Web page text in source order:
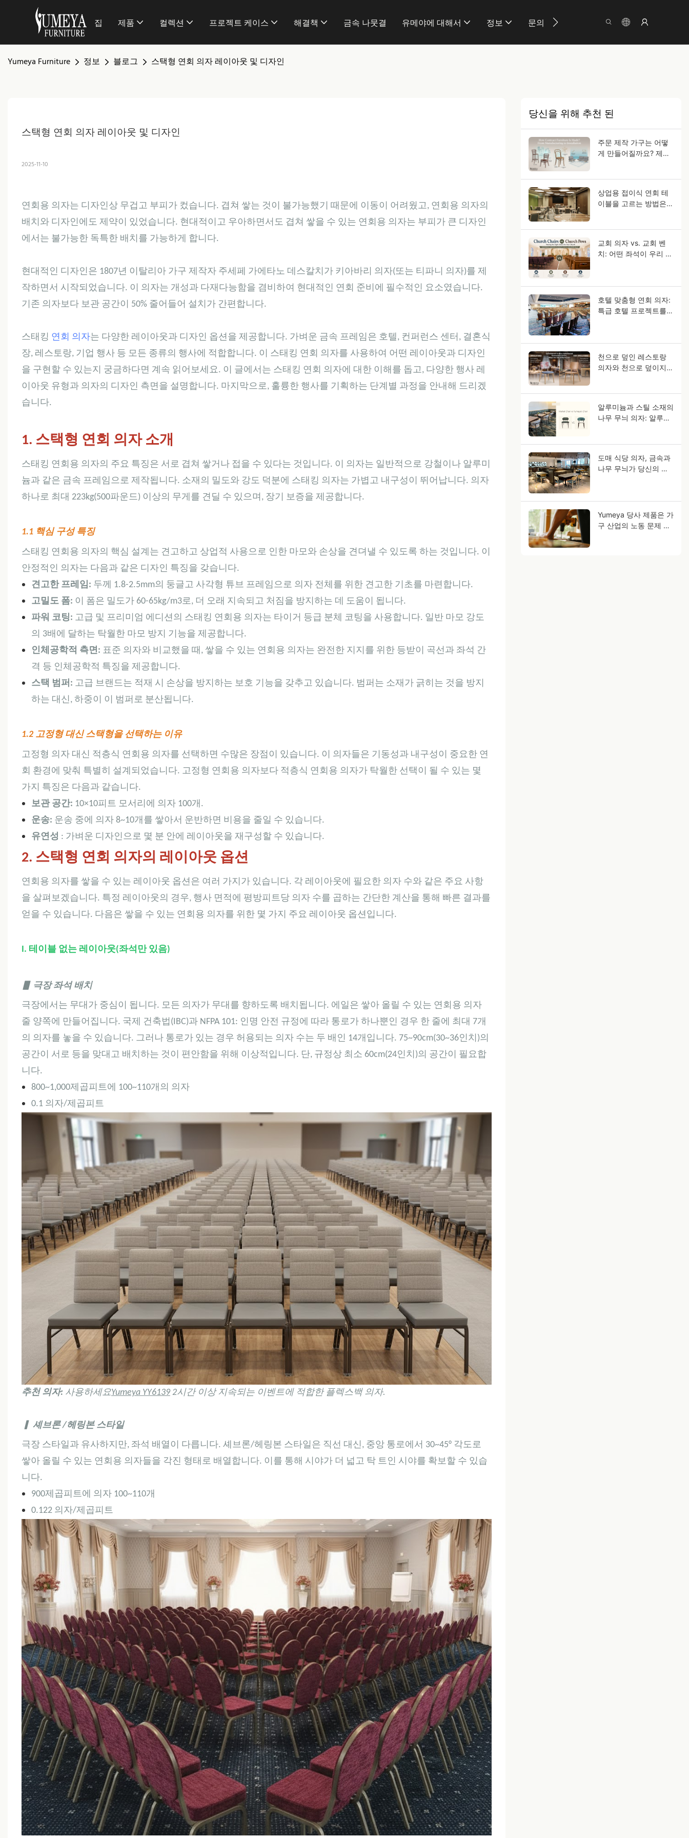
집 제품 컬렉션 프로젝트 케이스 해결책 금속 나뭇결 유메야에 대해서 정보 문의
Yumeya Furniture 정보 블로그 스택형 연회 의자 레이아웃 및 디자인
스택형 연회 의자 레이아웃 및 디자인
2025-11-10
연회용 의자는 디자인상 무겁고 부피가 컸습니다. 겹쳐 쌓는 것이 불가능했기 때문에 이동이 어려웠고, 연회용 의자의
배치와 디자인에도 제약이 있었습니다. 현대적이고 우아하면서도 겹쳐 쌓을 수 있는 연회용 의자는 부피가 큰 디자인
에서는 불가능한 독특한 배치를 가능하게 합니다.
현대적인 디자인은 1807년 이탈리아 가구 제작자 주세페 가에타노 데스칼치가 키아바리 의자(또는 티파니 의자)를 제
작하면서 시작되었습니다. 이 의자는 개성과 다재다능함을 겸비하여 현대적인 연회 준비에 필수적인 요소였습니다.
기존 의자보다 보관 공간이 50% 줄어들어 설치가 간편합니다.
스태킹 연회 의자는 다양한 레이아웃과 디자인 옵션을 제공합니다. 가벼운 금속 프레임은 호텔, 컨퍼런스 센터, 결혼식
장, 레스토랑, 기업 행사 등 모든 종류의 행사에 적합합니다. 이 스태킹 연회 의자를 사용하여 어떤 레이아웃과 디자인
을 구현할 수 있는지 궁금하다면 계속 읽어보세요. 이 글에서는 스태킹 연회 의자에 대한 이해를 돕고, 다양한 행사 레
이아웃 유형과 의자의 디자인 측면을 설명합니다. 마지막으로, 훌륭한 행사를 기획하는 단계별 과정을 안내해 드리겠
습니다.
1. 스택형 연회 의자 소개
스태킹 연회용 의자의 주요 특징은 서로 겹쳐 쌓거나 접을 수 있다는 것입니다. 이 의자는 일반적으로 강철이나 알루미
늄과 같은 금속 프레임으로 제작됩니다. 소재의 밀도와 강도 덕분에 스태킹 의자는 가볍고 내구성이 뛰어납니다. 의자
하나로 최대 223kg(500파운드) 이상의 무게를 견딜 수 있으며, 장기 보증을 제공합니다.
1.1 핵심 구성 특징
스태킹 연회용 의자의 핵심 설계는 견고하고 상업적 사용으로 인한 마모와 손상을 견뎌낼 수 있도록 하는 것입니다. 이
안정적인 의자는 다음과 같은 디자인 특징을 갖습니다.
견고한 프레임: 두께 1.8-2.5mm의 둥글고 사각형 튜브 프레임으로 의자 전체를 위한 견고한 기초를 마련합니다.
고밀도 폼: 이 폼은 밀도가 60-65kg/m3로, 더 오래 지속되고 처짐을 방지하는 데 도움이 됩니다.
파워 코팅: 고급 및 프리미엄 에디션의 스태킹 연회용 의자는 타이거 등급 분체 코팅을 사용합니다. 일반 마모 강도
의 3배에 달하는 탁월한 마모 방지 기능을 제공합니다.
인체공학적 측면: 표준 의자와 비교했을 때, 쌓을 수 있는 연회용 의자는 완전한 지지를 위한 등받이 곡선과 좌석 간
격 등 인체공학적 특징을 제공합니다.
스택 범퍼: 고급 브랜드는 적재 시 손상을 방지하는 보호 기능을 갖추고 있습니다. 범퍼는 소재가 긁히는 것을 방지
하는 대신, 하중이 이 범퍼로 분산됩니다.
1.2 고정형 대신 스택형을 선택하는 이유
고정형 의자 대신 적층식 연회용 의자를 선택하면 수많은 장점이 있습니다. 이 의자들은 기동성과 내구성이 중요한 연
회 환경에 맞춰 특별히 설계되었습니다. 고정형 연회용 의자보다 적층식 연회용 의자가 탁월한 선택이 될 수 있는 몇
가지 특징은 다음과 같습니다.
보관 공간: 10×10피트 모서리에 의자 100개.
운송: 운송 중에 의자 8~10개를 쌓아서 운반하면 비용을 줄일 수 있습니다.
유연성 : 가벼운 디자인으로 몇 분 안에 레이아웃을 재구성할 수 있습니다.
2. 스택형 연회 의자의 레이아웃 옵션
연회용 의자를 쌓을 수 있는 레이아웃 옵션은 여러 가지가 있습니다. 각 레이아웃에 필요한 의자 수와 같은 주요 사항
을 살펴보겠습니다. 특정 레이아웃의 경우, 행사 면적에 평방피트당 의자 수를 곱하는 간단한 계산을 통해 빠른 결과를
얻을 수 있습니다. 다음은 쌓을 수 있는 연회용 의자를 위한 몇 가지 주요 레이아웃 옵션입니다.
I. 테이블 없는 레이아웃(좌석만 있음)
▋ 극장 좌석 배치
극장에서는 무대가 중심이 됩니다. 모든 의자가 무대를 향하도록 배치됩니다. 에일은 쌓아 올릴 수 있는 연회용 의자
줄 양쪽에 만들어집니다. 국제 건축법(IBC)과 NFPA 101: 인명 안전 규정에 따라 통로가 하나뿐인 경우 한 줄에 최대 7개
의 의자를 놓을 수 있습니다. 그러나 통로가 있는 경우 허용되는 의자 수는 두 배인 14개입니다. 75~90cm(30~36인치)의
공간이 서로 등을 맞대고 배치하는 것이 편안함을 위해 이상적입니다. 단, 규정상 최소 60cm(24인치)의 공간이 필요합
니다.
800~1,000제곱피트에 100~110개의 의자
0.1 의자/제곱피트
추천 의자: 사용하세요Yumeya YY6139 2시간 이상 지속되는 이벤트에 적합한 플렉스백 의자.
▎ 셰브론 /헤링본 스타일
극장 스타일과 유사하지만, 좌석 배열이 다릅니다. 셰브론/헤링본 스타일은 직선 대신, 중앙 통로에서 30~45° 각도로
쌓아 올릴 수 있는 연회용 의자들을 각진 형태로 배열합니다. 이를 통해 시야가 더 넓고 탁 트인 시야를 확보할 수 있습
니다.
900제곱피트에 의자 100~110개
0.122 의자/제곱피트
당신을 위해 추천 된
주문 제작 가구는 어떻
게 만들어질까요? 제조
상업용 접이식 연회 테
이블을 고르는 방법은
교회 의자 vs. 교회 벤
치: 어떤 좌석이 우리 교
호텔 맞춤형 연회 의자:
특급 호텔 프로젝트를
천으로 덮인 레스토랑
의자와 천으로 덮이지
알루미늄과 스틸 소재의
나무 무늬 의자: 알루미
도매 식당 의자, 금속과
나무 무늬가 당신의 사
Yumeya 당사 제품은 가
구 산업의 노동 문제 해